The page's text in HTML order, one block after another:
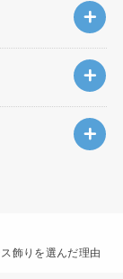
飾りを選んだ理由